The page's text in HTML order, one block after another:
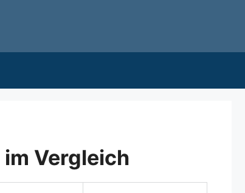
Vergleich